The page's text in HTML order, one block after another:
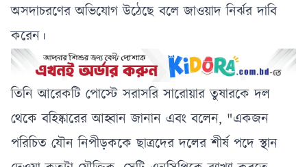
অসদাচরণের অভিযোগ উঠেছে বলে জাওয়াদ নির্ঝর দাবি
করেন।
তিনি আরেকটি পোস্টে সরাসরি সারোয়ার তুষারকে দল
থেকে বহিষ্কারের আহ্বান জানান এবং বলেন, "একজন
পরিচিত যৌন নিপীড়ককে ছাত্রদের দলের শীর্ষ পদে স্থান